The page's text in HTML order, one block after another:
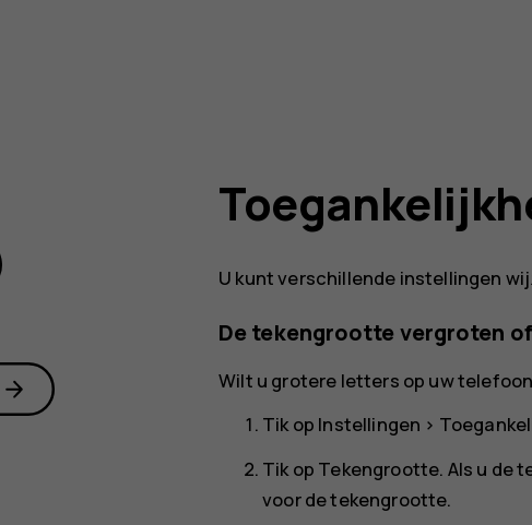
U kunt verschillende instellingen
De tekengrootte vergroten
Wilt u grotere letters op uw
Tik op Instellingen >
Tik op Tekengrootte. Als u de
voor de tekengrootte.